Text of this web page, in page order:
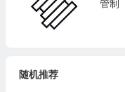
管制
随机推荐